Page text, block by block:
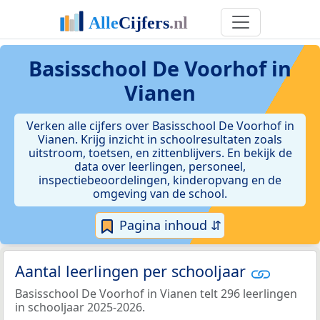
Basisschool De Voorhof in
Vianen
Verken alle cijfers over Basisschool De Voorhof in
Vianen. Krijg inzicht in schoolresultaten zoals
uitstroom, toetsen, en zittenblijvers. En bekijk de
data over leerlingen, personeel,
inspectiebeoordelingen, kinderopvang en de
omgeving van de school.
Pagina inhoud ⇵
Aantal leerlingen per schooljaar
Basisschool De Voorhof in Vianen telt 296 leerlingen
in schooljaar 2025-2026.